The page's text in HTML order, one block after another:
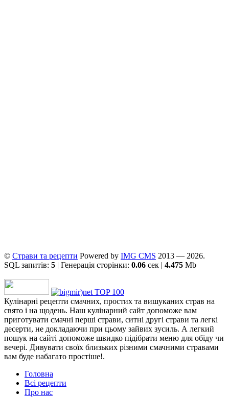
© Страви та рецепти Powered by ІMG CMS 2013 — 2026.
SQL запитів: 5 | Генерація сторінки: 0.06 сек | 4.475 Mb
Кулінарні рецепти смачних, простих та вишуканих страв на
свято і на щодень. Наш кулінарний сайт допоможе вам
приготувати смачні перші страви, ситні другі страви та легкі
десерти, не докладаючи при цьому зайвих зусиль. А легкий
пошук на сайті допоможе швидко підібрати меню для обіду чи
вечері. Дивувати своїх близьких різними смачними стравами
вам буде набагато простіше!.
Головна
Всі рецепти
Про нас